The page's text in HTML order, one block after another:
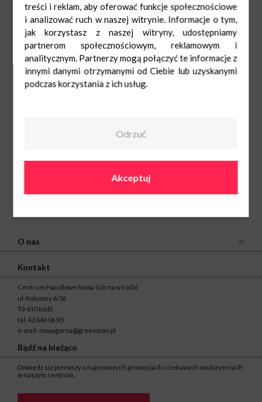
O nas
Kontakt
Centrum Handlowe Nowa Górna w Łodzi
ul. Kolumny 6/36
93-610 Łódź
tel. 42 646 06 90
e-mail: nowagorna@greenman.pl
Bądź na bieżąco
Dowiedz się pierwszy o najnowszych promocjach i ciekawych wydarzeniach
w naszym centrum.
treści i reklam, aby oferować funkcje społecznościowe
i analizować ruch w naszej witrynie. Informacje o tym,
jak korzystasz z naszej witryny, udostępniamy
partnerom społecznościowym, reklamowym i
analitycznym. Partnerzy mogą połączyć te informacje z
innymi danymi otrzymanymi od Ciebie lub uzyskanymi
podczas korzystania z ich usług.
Odrzuć
Akceptuj